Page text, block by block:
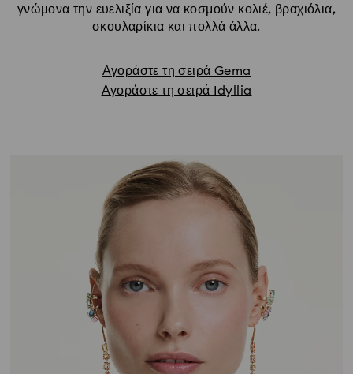
γνώμονα την ευελιξία για να κοσμούν κολιέ, βραχιόλια,
σκουλαρίκια και πολλά άλλα.
Αγοράστε τη σειρά Gema
Αγοράστε τη σειρά Idyllia